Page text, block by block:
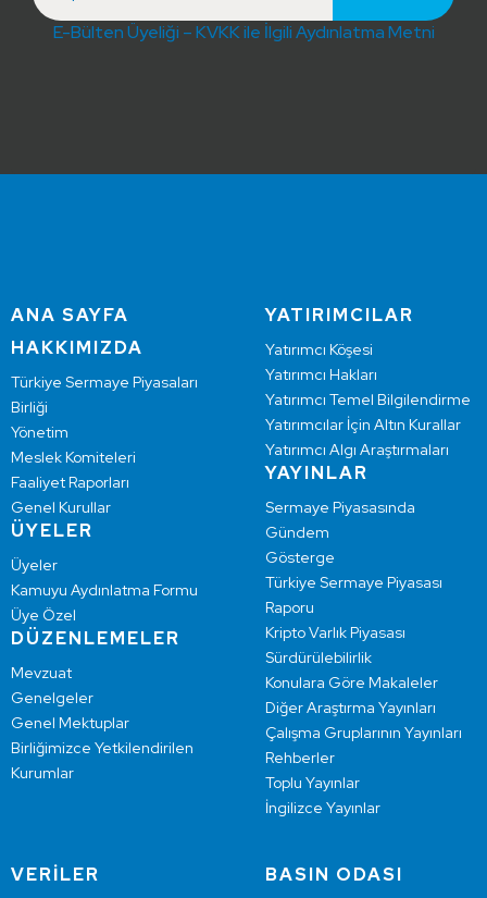
E-Bülten Üyeliği – KVKK ile İlgili Aydınlatma Metni
ANA SAYFA
HAKKIMIZDA
Türkiye Sermaye Piyasaları
Birliği
Yönetim
Meslek Komiteleri
Faaliyet Raporları
Genel Kurullar
ÜYELER
Üyeler
Kamuyu Aydınlatma Formu
Üye Özel
DÜZENLEMELER
Mevzuat
Genelgeler
Genel Mektuplar
Birliğimizce Yetkilendirilen
Kurumlar
YATIRIMCILAR
Yatırımcı Köşesi
Yatırımcı Hakları
Yatırımcı Temel Bilgilendirme
Yatırımcılar İçin Altın Kurallar
Yatırımcı Algı Araştırmaları
YAYINLAR
Sermaye Piyasasında
Gündem
Gösterge
Türkiye Sermaye Piyasası
Raporu
Kripto Varlık Piyasası
Sürdürülebilirlik
Konulara Göre Makaleler
Diğer Araştırma Yayınları
Çalışma Gruplarının Yayınları
Rehberler
Toplu Yayınlar
İngilizce Yayınlar
VERİLER BASIN ODASI